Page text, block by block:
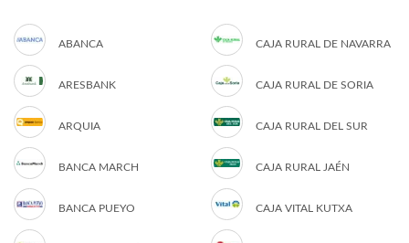
ABANCA
ARESBANK
ARQUIA
BANCA MARCH
BANCA PUEYO
CAJA RURAL DE NAVARRA
CAJA RURAL DE SORIA
CAJA RURAL DEL SUR
CAJA RURAL JAÉN
CAJA VITAL KUTXA